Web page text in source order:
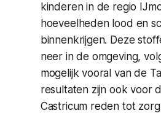
kinderen in de regio
hoeveelheden lood en
binnenkrijgen. Deze
neer in de omgeving,
mogelijk vooral van de
resultaten zijn ook voor
Castricum reden tot